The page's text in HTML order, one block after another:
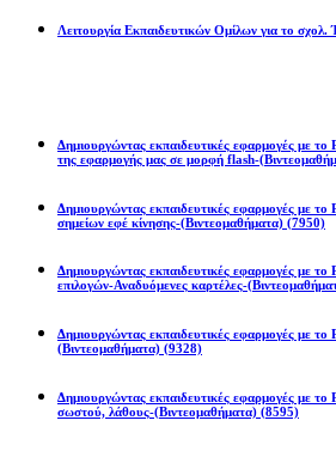
Λειτουργία Εκπαιδευτικών Ομίλων για το
Δημιουργώντας εκπαιδευτικές εφαρμογές με
της εφαρμογής μας σε μορφή flash-
Δημιουργώντας εκπαιδευτικές εφαρμογές με
σημείων εφέ κίνησης-(Βιντεομαθήματα) (7950)
Δημιουργώντας εκπαιδευτικές εφαρμογές με
επιλογών-Αναδυόμενες καρτέλες-
Δημιουργώντας εκπαιδευτικές εφαρμογές με
(Βιντεομαθήματα) (9328)
Δημιουργώντας εκπαιδευτικές εφαρμογές με
σωστού, λάθους-(Βιντεομαθήματα) (8595)